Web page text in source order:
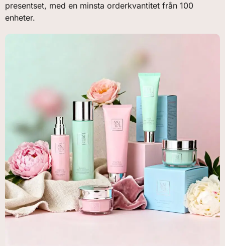
presentset, med en minsta orderkvantitet från 100
enheter.